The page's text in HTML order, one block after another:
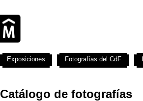
Catálogo de fotografías
Exposiciones Fotografías del CdF